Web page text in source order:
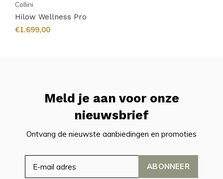
Collini
Hilow Wellness Pro
€1.699,00
Meld je aan voor onze
nieuwsbrief
Ontvang de nieuwste aanbiedingen en promoties
ABONNEER